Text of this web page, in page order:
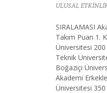
ULUSAL
SIRALAMASI
Takım Puan 1.
Üniversitesi
Teknik
Boğaziçi
Akademi
Üniversitesi 350